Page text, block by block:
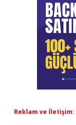
Reklam ve İletişim: